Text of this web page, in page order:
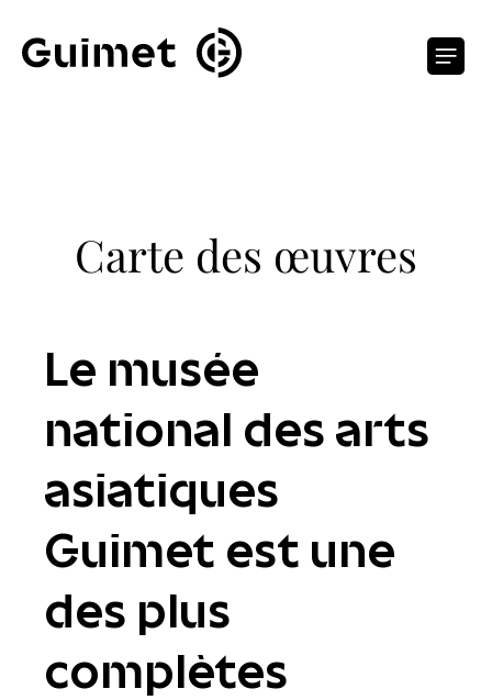
Carte des œuvres
Le musée
national des arts
asiatiques
Guimet est une
des plus
complètes